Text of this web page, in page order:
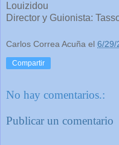
Louizidou
Director y Guionista:
Carlos Correa Acuña el 6/29/
Compartir
No hay comentarios.:
Publicar un comentario